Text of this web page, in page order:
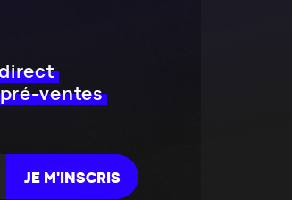
pré-ventes
JE M'INSCRIS